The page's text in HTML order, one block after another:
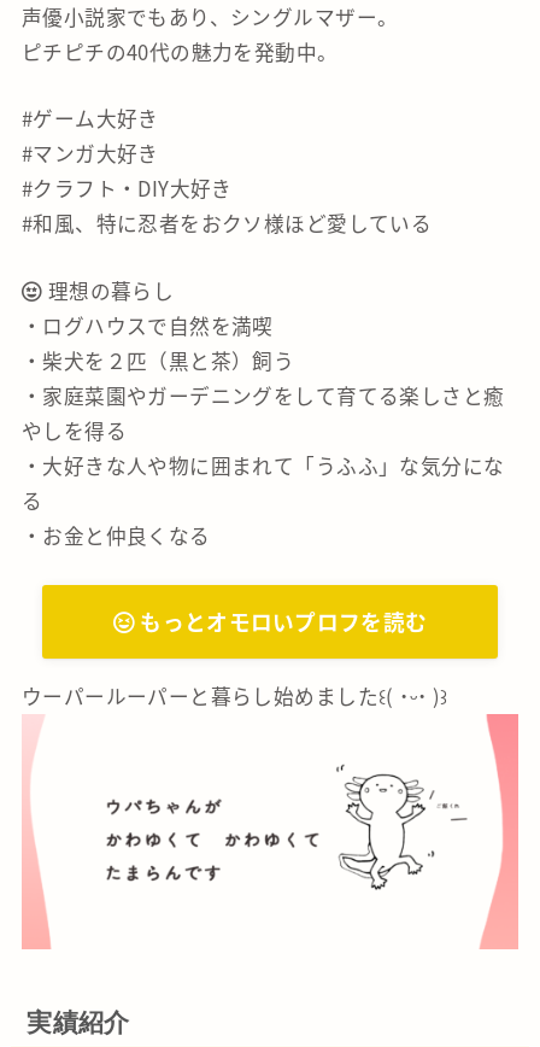
声優小説家でもあり、シングルマザー。
ピチピチの40代の魅力を発動中。
#ゲーム大好き
#マンガ大好き
#クラフト・DIY大好き
#和風、特に忍者をおクソ様ほど愛している
理想の暮らし
・ログハウスで自然を満喫
・柴犬を２匹（黒と茶）飼う
・家庭菜園やガーデニングをして育てる楽しさと癒
やしを得る
・大好きな人や物に囲まれて「うふふ」な気分にな
る
・お金と仲良くなる
もっとオモロいプロフを読む
ウーパールーパーと暮らし始めました꒰( ˙ᵕ‎˙ )꒱
実績紹介